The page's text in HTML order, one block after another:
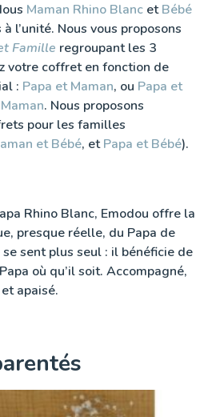
Maman Rhino Blanc etBébé
l’unité. Nous vous proposons
Famille regroupant les 3
votre coffret en fonction de
: Papa et Maman, ou Papa et
. Nous proposons
pour les familles
et Bébé, etPapa et Bébé).
Rhino Blanc, Emodou offre la
presque réelle, du Papa de
se sent plus seul : il bénéficie de
où qu’il soit. Accompagné,
apaisé.